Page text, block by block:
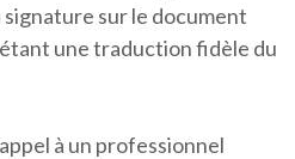
sur le document
une traduction fidèle du
à un professionnel